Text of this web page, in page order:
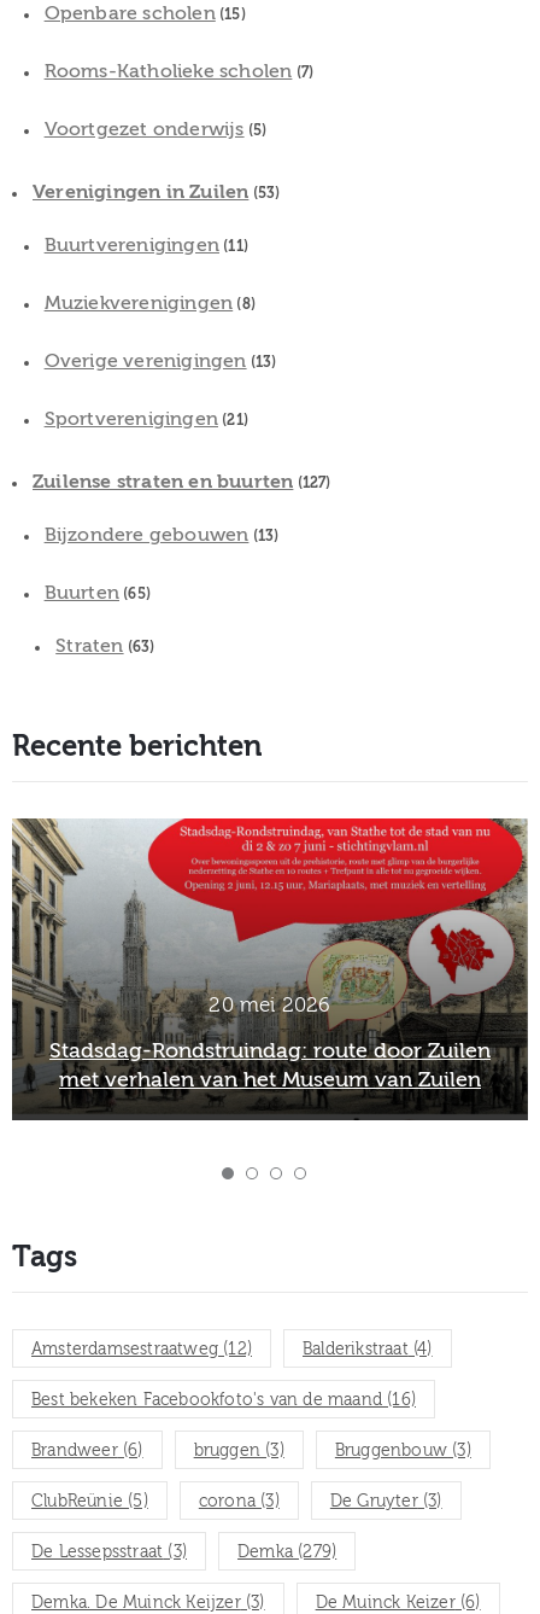
Openbare scholen(15)
Rooms-Katholieke scholen (7)
Voortgezet onderwijs (5)
Verenigingen in Zuilen (53)
Buurtverenigingen (11)
Muziekverenigingen (8)
Overige verenigingen (13)
Sportverenigingen (21)
Zuilense straten en buurten (127)
Bijzondere gebouwen (13)
Buurten (65)
Straten (63)
Recente berichten
20 mei 2026
Stadsdag-Rondstruindag: route door Zuilen
met verhalen van het Museum van Zuilen
Tags
Amsterdamsestraatweg (12) Balderikstraat(4)
Best bekeken Facebookfoto's van de maand (16)
Brandweer(6) bruggen (3) Bruggenbouw (3)
ClubReünie (5) corona (3) De Gruyter(3)
De Lessepsstraat (3) Demka (279)
Demka. De Muinck Keijzer(3) De Muinck Keizer(6)